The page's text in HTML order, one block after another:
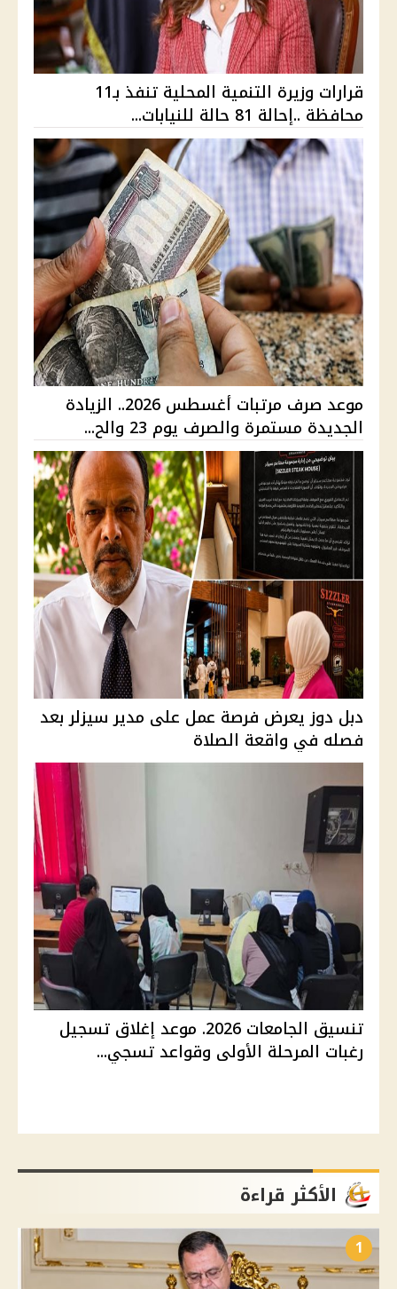
قرارات وزيرة التنمية المحلية تنفذ بـ11
محافظة ..إحالة 81 حالة للنيابات...
موعد صرف مرتبات أغسطس 2026.. الزيادة
الجديدة مستمرة والصرف يوم 23 والح...
دبل دوز يعرض فرصة عمل على مدير سيزلر بعد
فصله في واقعة الصلاة
تنسيق الجامعات 2026. موعد إغلاق تسجيل
رغبات المرحلة الأولى وقواعد تسجي...
الأكثر قراءة
1